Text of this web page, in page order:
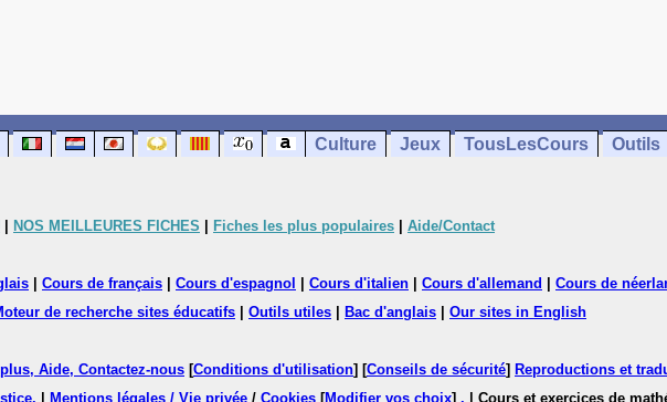
Culture Jeux TousLesCours Outils
NOS MEILLEURES FICHES Fiches les plus populaires Aide/Contact
Cours de français Cours d'espagnol Cours d'italien Cours d'allemand Cours de
de recherche sites éducatifs Outils utiles Bac d'anglais Our sites in English
Aide, Contactez-nous [Conditions d'utilisation] [Conseils de sécurité] Reproductions et
Mentions légales / Vie privée / Cookies [Modifier vos choix] . | Cours et exercices de